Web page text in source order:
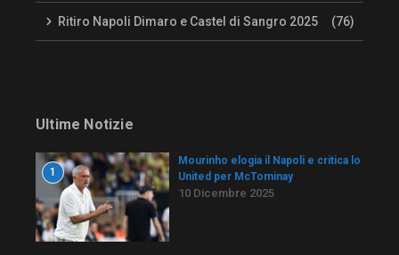
Ritiro Napoli Dimaro e Castel di Sangro 2025 (76)
Ultime Notizie
1
Mourinho elogia il Napoli e critica lo
United per McTominay
10 Dicembre 2025